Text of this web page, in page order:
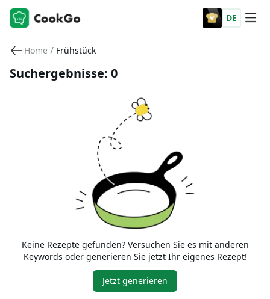
DE
Home / Frühstück
Suchergebnisse: 0
Keine Rezepte gefunden? Versuchen Sie es mit anderen
Keywords oder generieren Sie jetzt Ihr eigenes Rezept!
Jetzt generieren